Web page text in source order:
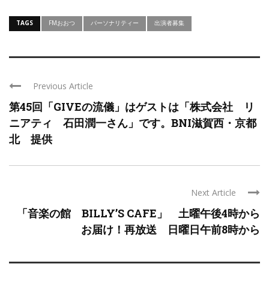
TAGS FMおおつ パーソナリティー 出演者募集
Previous Article
第45回「GIVEの流儀」はゲストは「株式会社 リ
ニアティ 石田潤一さん」です。BNI滋賀西・京都
北 提供
Next Article
「音楽の館 BILLY’S CAFE」 土曜午後4時から
お届け！再放送 日曜日午前8時から